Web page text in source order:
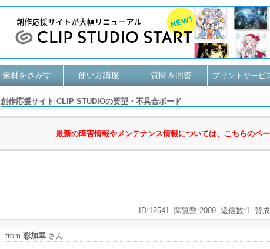
素材をさがす 使い方講座 質問＆回答 プリントサービ
創作応援サイト CLIP STUDIOの要望・不具合ボード
最新の障害情報やメンテナンス情報については、 こちらのペ
賛
返信数:1
閲覧数:2009
ID:12541
from 彩加翠 さん